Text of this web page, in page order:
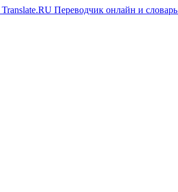
Translate.RU Переводчик онлайн и словарь